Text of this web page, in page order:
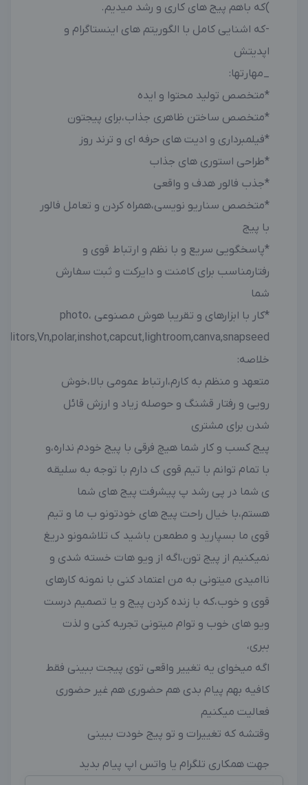
)که باهم پیج های کاری و رشد میدیم.
-که اشنایی کامل با الگوریتم های اینستاگرام و
اپدیتش
_مهارتها:
*متخصص تولید محتوا و ایده
*متخصص ساختن ظاهری جذاب،برای پیجتون
*فیلمبرداری و ادیت های حرفه ای و ترند روز
*طراحی استوری های جذاب
*جذب فالور هدف و واقعی
*متخصص سناریو نویسی،همراه کردن و تعامل فالور
با پیج
*پاسخگویی سریع و با نظم و ارتباط قوی و
رفتارمناسب برای کامنت و دایرکت و ثبت سفارش
شما
*کار با ابزارهای و تقریبا هوش مصنوعی ،photo
editors,Vn,polar,inshot,capcut,lightroom,canva,snapseed
خلاصه:
متعهد و منظم به کارم،ارتباط عمومی بالا،خوش
رویی و رفتار قشنگ و حوصله زیاد و ارزش قائل
شدن برای مشتری
پیج کسب و کار شما هیچ فرقی با پیج خودم نداره،و
با تمام توانم با تیم قوی ک دارم با توجه به سلیقه
ی شما در پی رشد پ پیشرفت پیج های شما
هستم،با خیال راحت پیج های خودتونو ب ما و تیم
قوی ما بسپارید و مطمعن باشید ک تلاشمونو دریغ
نمیکنیم از پیج تون،اگه از ویو هات خسته شدی و
ناامیدی میتونی به من اعتماد کنی با نمونه کارهای
قوی و خوب،که با زنده کردن پیج و یا تصمیم درست
ویو های خوب و توام میتونی تجربه کنی و لذت
ببری،
اگه میخوای یه تغییر واقعی توی پیجت ببینی فقط
کافیه بهم پیام بدی هم حضوری هم غیر حضوری
فعالیت میکنیم
وقتشه که تغییرات و تو پیج خودت ببینی
جهت همکاری تلگرام یا واتس اپ پیام بدید